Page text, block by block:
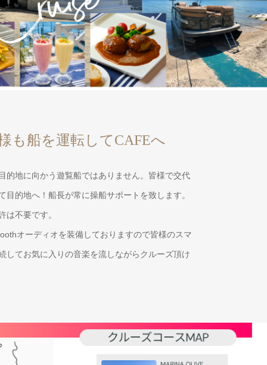
も船を運転してCAFEへ
的地に向かう遊覧船ではありません。皆様で交代
目的地へ！船長が常に操船サポートを致します。
は不要です。
オーディオを装備しておりますので皆様のスマ
してお気に入りの音楽を流しながらクルーズ頂け